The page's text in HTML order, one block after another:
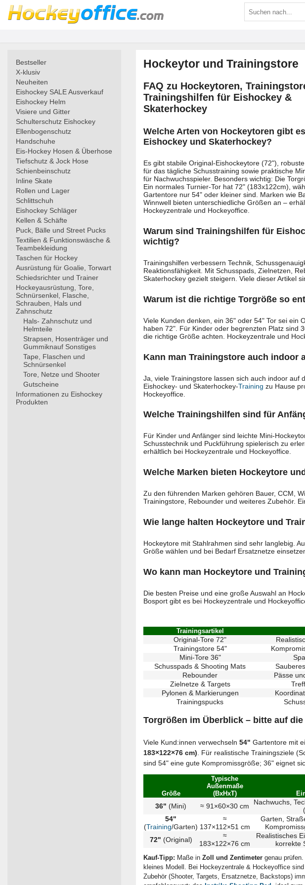
Bestseller
X-klusiv
Neuheiten
Eishockey SALE Ausverkauf
Eishockey Helm
Visiere und Gitter
Schulterschutz Eishockey
Ellenbogenschutz
Handschuhe
Eis-Hockey Hosen & Überhose
Tiefschutz & Jock Hose
Schienbeinschutz
Inline Skate
Rollen und Lager
Schlittschuh
Eishockey Schläger
Kellen & Schäfte
Puck, Bälle und Street Pucks
Textilien & Funktionswäsche &
Teambekleidung
Taschen für Hockey
Ausrüstung für Goalie, Torwart
Schiedsrichter und Trainer
Hockeyausrüstung, Tore,
Schnürsenkel, Flasche,
Schrauben, Hals und
Zahnschutz
Hals- Zahnschutz und
Helmteile
Strapsen, Hosenträger und
Gummiknauf Sonstiges
Tape, Flaschen und
Schnürsenkel
Tore, Netze und Shooter
Gutscheine
Informationen zu Eishockey
Produkten
Hockeytor und Trainingstore
FAQ zu Hockeytoren,
Trainingshilfen für Eishockey &
Skaterhockey
Welche Arten von Hockeytoren gibt
Eishockey und Skaterhockey?
Es gibt stabile Original-Eishockeytore (72"),
für das tägliche Schusstraining sowie praktische
für Nachwuchsspieler. Besonders wichtig: Die
Ein normales Turnier-Tor hat 72" (183x122cm),
Gartentore nur 54" oder kleiner sind. Marken wie
Winnwell bieten unterschiedliche Größen an –
Hockeyzentrale und Hockeyoffice.
Warum sind Trainingshilfen für
wichtig?
Trainingshilfen verbessern Technik,
Reaktionsfähigkeit. Mit Schusspads, Zielnetzen,
Skaterhockey gezielt steigern. Viele dieser Artikel
Warum ist die richtige Torgröße so
Viele Kunden denken, ein 36" oder 54" Tor sei ein
haben 72". Für Kinder oder begrenzten Platz sind
die richtige Größe achten. Hockeyzentrale und
Kann man Trainingstore auch indoor
Ja, viele Trainingstore lassen sich auch indoor auf
Eishockey- und Skaterhockey-Training zu Hause
Hockeyoffice.
Welche Trainingshilfen sind für
Für Kinder und Anfänger sind leichte Mini-
Schusstechnik und Puckführung spielerisch zu
erhältlich bei Hockeyzentrale und Hockeyoffice.
Welche Marken bieten Hockeytore
Zu den führenden Marken gehören Bauer, CCM,
Trainingstore, Rebounder und weiteres Zubehör.
Wie lange halten Hockeytore und
Hockeytore mit Stahlrahmen sind sehr langlebig.
Größe wählen und bei Bedarf Ersatznetze
Wo kann man Hockeytore und
Die besten Preise und eine große Auswahl an
Bosport gibt es bei Hockeyzentrale und
Trainingsartikel
Original-Tore 72"
Trainingstore 54"
Mini-Tore 36"
Schusspads & Shooting Mats
Sauberes
Rebounder
Pässe
Zielnetze & Targets
Pylonen & Markierungen
Trainingspucks
Torgrößen im Überblick – bitte auf die
Viele Kund:innen verwechseln 54" Gartentore mit
183×122×76 cm) . Für realistische Trainingsziele
sind 54" eine gute Kompromissgröße; 36" eignet
Größe
Typische
Außenmaße
(BxHxT)
36" (Mini) ≈ 91×60×30 cm
Nachwuchs,
54"
(Training/Garten)
≈
137×112×51 cm
Garten,
72" (Original)
≈
183×122×76 cm
Realistisches
korrekte
Kauf-Tipp: Maße in Zoll und Zentimeter genau
kleines Modell. Bei Hockeyzentrale & Hockeyoffice
Zubehör (Shooter, Targets, Ersatznetze, Backstops)